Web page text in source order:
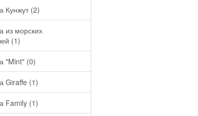
(2)
морских
(1)
"Mint" (0)
Giraffe (1)
Family (1)